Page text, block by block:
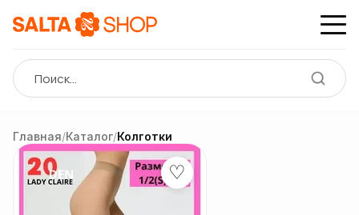
Главная/Каталог/Колготки
♡